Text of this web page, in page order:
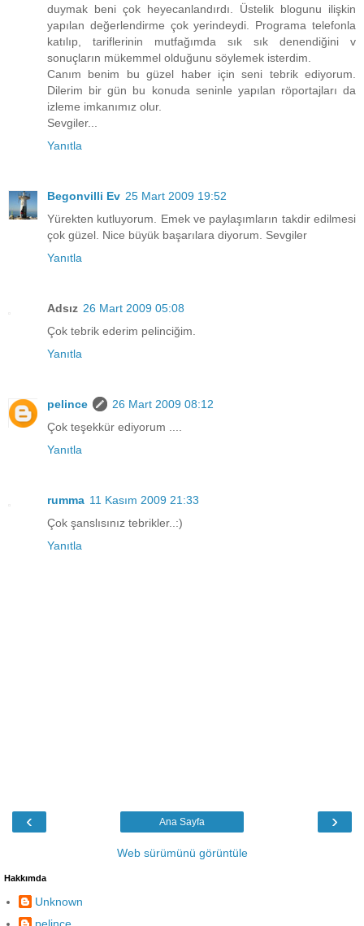
duymak beni çok heyecanlandırdı. Üstelik blogunu ilişkin
yapılan değerlendirme çok yerindeydi. Programa telefonla
katılıp, tariflerinin mutfağımda sık sık denendiğini v
sonuçların mükemmel olduğunu söylemek isterdim.
Canım benim bu güzel haber için seni tebrik ediyorum.
Dilerim bir gün bu konuda seninle yapılan röportajları da
izleme imkanımız olur.
Sevgiler...
Yanıtla
Begonvilli Ev 25 Mart 2009 19:52
Yürekten kutluyorum. Emek ve paylaşımların takdir edilmesi
çok güzel. Nice büyük başarılara diyorum. Sevgiler
Yanıtla
Adsız 26 Mart 2009 05:08
Çok tebrik ederim pelinciğim.
Yanıtla
pelince
26 Mart 2009 08:12
Çok teşekkür ediyorum ....
Yanıtla
rumma 11 Kasım 2009 21:33
Çok şanslısınız tebrikler..:)
Yanıtla
‹ ›
Ana Sayfa
Web sürümünü görüntüle
Hakkımda
Unknown